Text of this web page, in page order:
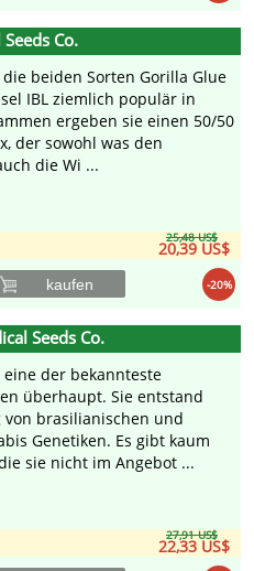
Co.
beiden Sorten Gorilla Glue
IBL ziemlich populär in
ergeben sie einen 50/50
der sowohl was den
die Wi ...
25,48 US$
20,39 US$
-20%
kaufen
Seeds Co.
der bekannteste
überhaupt. Sie entstand
brasilianischen und
Genetiken. Es gibt kaum
sie nicht im Angebot ...
27,91 US$
22,33 US$